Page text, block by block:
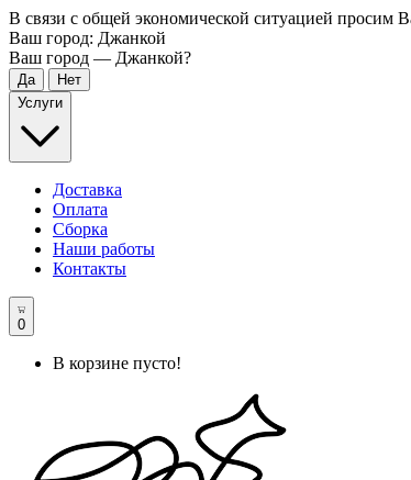
В связи с общей экономической ситуацией просим
Ваш город: Джанкой
Ваш город — Джанкой?
Услуги
Доставка
Оплата
Сборка
Наши работы
Контакты
0
В корзине пусто!